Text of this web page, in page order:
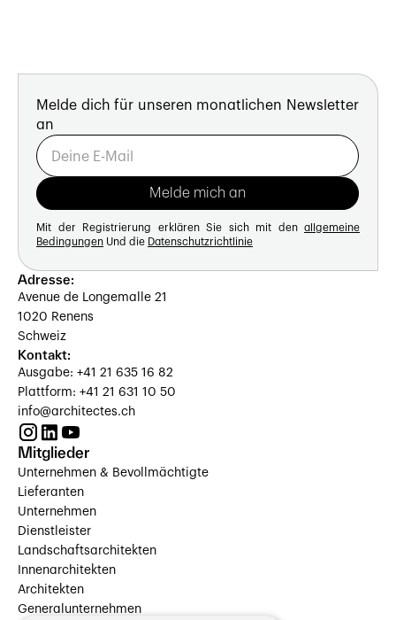
Melde dich für unseren monatlichen Newsletter
an
Mit der Registrierung erklären Sie sich mit den allgemeine
Bedingungen Und die Datenschutzrichtlinie
Adresse:
Avenue de Longemalle 21
1020 Renens
Schweiz
Kontakt:
Ausgabe: +41 21 635 16 82
Plattform: +41 21 631 10 50
info@architectes.ch
Mitglieder
Unternehmen & Bevollmächtigte
Lieferanten
Unternehmen
Dienstleister
Landschaftsarchitekten
Innenarchitekten
Architekten
Generalunternehmen